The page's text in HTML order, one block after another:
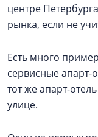
центре
рынка, если не
Есть много
сервисные апарт-
тот же апарт-
улице.